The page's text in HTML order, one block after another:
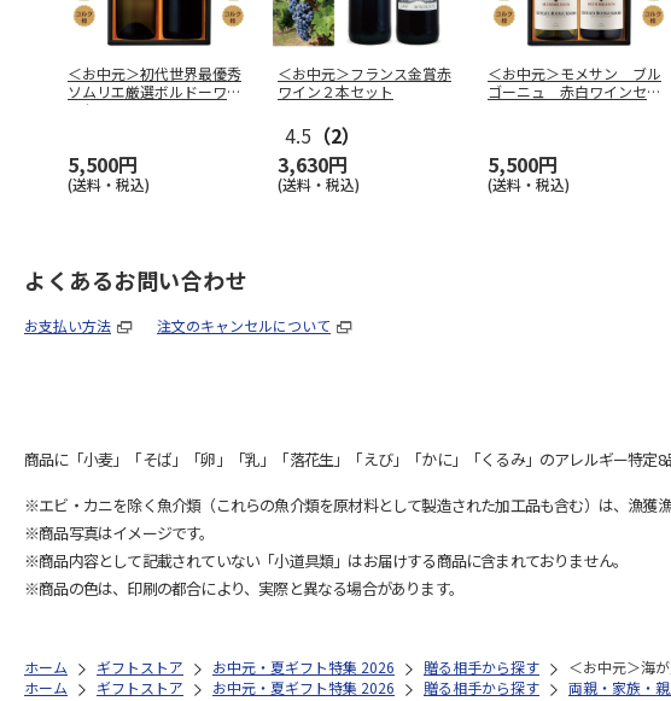
＜お中元＞初代世界最優秀
ソムリエ厳選ボルドーワイ
ンセット
5,500円
(送料・税込)
＜お中元＞フランス金賞赤
ワイン２本セット
4.5 （2）
3,630円
(送料・税込)
＜お中元＞モメサン ブル
ゴーニュ 赤白ワインセッ
5,500円
(送料・税込)
よくあるお問い合わせ
お支払い方法 注文のキャンセルについて
商品に「小麦」「そば」「卵」「乳」「落花生」「えび」「かに」「くるみ」のアレルギー特定8
※エビ・カニを除く魚介類（これらの魚介類を原材料として製造された加工品も含む）は、漁獲
※商品写真はイメージです。
※商品内容として記載されていない「小道具類」はお届けする商品に含まれておりません。
※商品の色は、印刷の都合により、実際と異なる場合があります。
ホーム ギフトストア お中元・夏ギフト特集 2026 贈る相手から探す
＜お中元＞海
ホーム
ギフトストア お中元・夏ギフト特集 2026 贈る相手から探す 両親・家族・